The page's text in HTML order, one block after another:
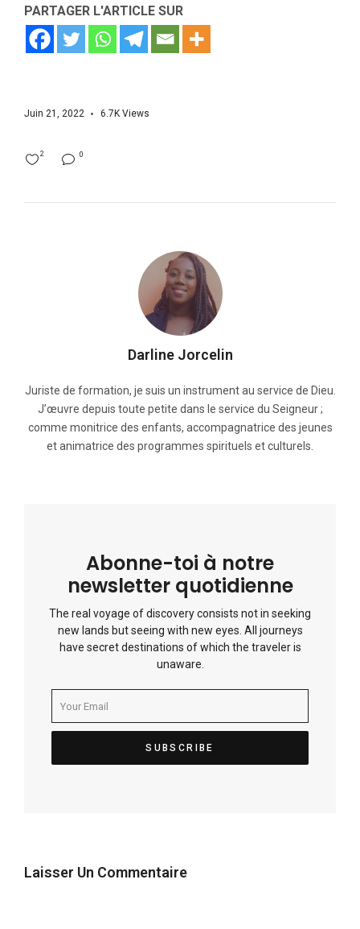
PARTAGER L'ARTICLE SUR
Juin 21, 2022 6.7K Views
0
2
Darline Jorcelin
Juriste de formation, je suis un instrument au service de Dieu.
J’œuvre depuis toute petite dans le service du Seigneur ;
comme monitrice des enfants, accompagnatrice des jeunes
et animatrice des programmes spirituels et culturels.
Abonne-toi à notre
newsletter quotidienne
The real voyage of discovery consists not in seeking
new lands but seeing with new eyes. All journeys
have secret destinations of which the traveler is
unaware.
Laisser Un Commentaire